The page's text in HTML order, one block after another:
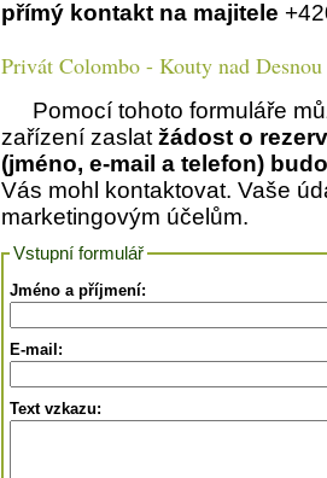
přímý kontakt na majitele
Privát Colombo - Kouty nad
Pomocí tohoto formuláře
zařízení zaslat žádost o
(jméno, e-mail a telefon)
Vás mohl kontaktovat. Vaše
marketingovým účelům.
Vstupní formulář
Jméno a příjmení:
E-mail:
Text vzkazu: